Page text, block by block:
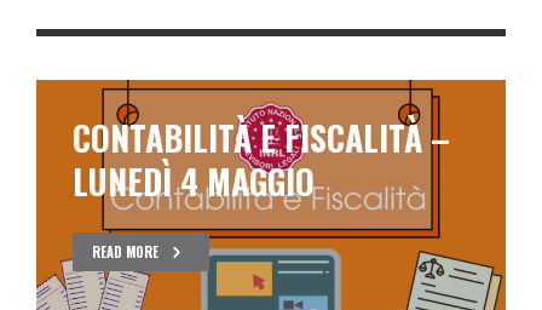
CONTABILITÀ E FISCALITÀ –
LUNEDÌ 4 MAGGIO
READ MORE